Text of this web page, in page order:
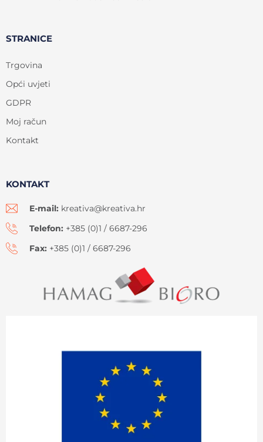
STRANICE
Trgovina
Opći uvjeti
GDPR
Moj račun
Kontakt
KONTAKT
E-mail: kreativa@kreativa.hr
Telefon: +385 (0)1 / 6687-296
Fax: +385 (0)1 / 6687-296